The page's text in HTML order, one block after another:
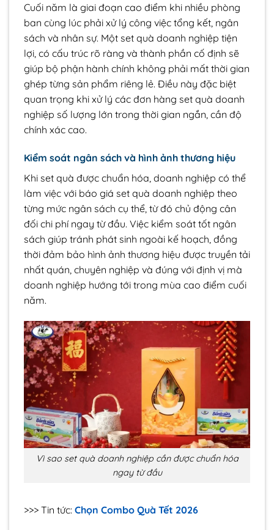
Cuối năm là giai đoạn cao điểm khi nhiều phòng
ban cùng lúc phải xử lý công việc tổng kết, ngân
sách và nhân sự. Một set quà doanh nghiệp tiện
lợi, có cấu trúc rõ ràng và thành phần cố định sẽ
giúp bộ phận hành chính không phải mất thời gian
ghép từng sản phẩm riêng lẻ. Điều này đặc biệt
quan trọng khi xử lý các đơn hàng set quà doanh
nghiệp số lượng lớn trong thời gian ngắn, cần độ
chính xác cao.
Kiểm soát ngân sách và hình ảnh thương hiệu
Khi set quà được chuẩn hóa, doanh nghiệp có thể
làm việc với báo giá set quà doanh nghiệp theo
từng mức ngân sách cụ thể, từ đó chủ động cân
đối chi phí ngay từ đầu. Việc kiểm soát tốt ngân
sách giúp tránh phát sinh ngoài kế hoạch, đồng
thời đảm bảo hình ảnh thương hiệu được truyền tải
nhất quán, chuyên nghiệp và đúng với định vị mà
doanh nghiệp hướng tới trong mùa cao điểm cuối
năm.
Vì sao set quà doanh nghiệp cần được chuẩn hóa
ngay từ đầu
>>> Tin tức: Chọn Combo Quà Tết 2026